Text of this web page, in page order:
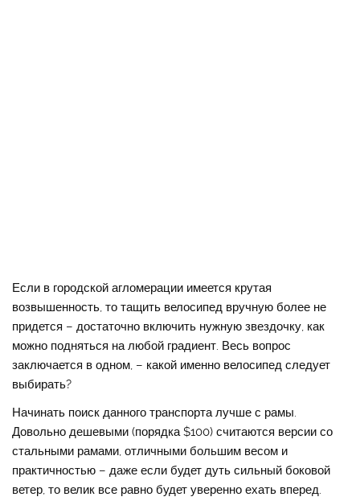
Если в городской агломерации имеется крутая
возвышенность, то тащить велосипед вручную более не
придется – достаточно включить нужную звездочку, как
можно подняться на любой градиент. Весь вопрос
заключается в одном, – какой именно велосипед следует
выбирать?
Начинать поиск данного транспорта лучше с рамы.
Довольно дешевыми (порядка $100) считаются версии со
стальными рамами, отличными большим весом и
практичностью – даже если будет дуть сильный боковой
ветер, то велик все равно будет уверенно ехать вперед.